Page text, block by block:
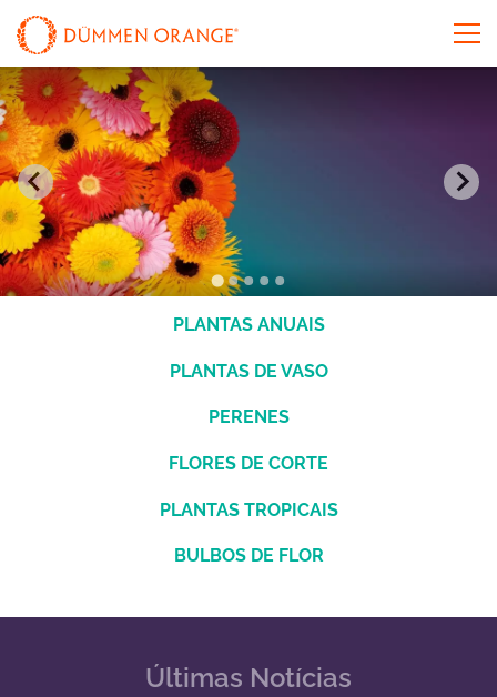
PLANTAS ANUAIS
PLANTAS DE VASO
PERENES
FLORES DE CORTE
PLANTAS TROPICAIS
BULBOS DE FLOR
Últimas Notícias